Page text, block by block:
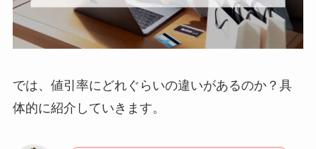
では、値引率にどれぐらいの違いがあるのか？具
体的に紹介していきます。